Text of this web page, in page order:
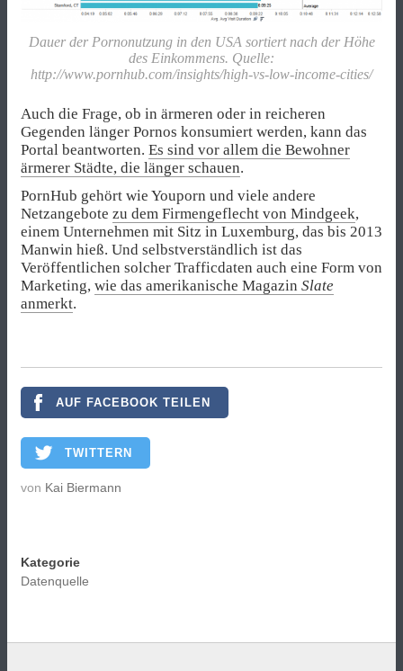
Dauer der Pornonutzung in den USA sortiert nach der Höhe
des Einkommens. Quelle:
http://www.pornhub.com/insights/high-vs-low-income-cities/
Auch die Frage, ob in ärmeren oder in reicheren
Gegenden länger Pornos konsumiert werden, kann das
Portal beantworten. Es sind vor allem die Bewohner
ärmerer Städte, die länger schauen.
PornHub gehört wie Youporn und viele andere
Netzangebote zu dem Firmengeflecht von Mindgeek,
einem Unternehmen mit Sitz in Luxemburg, das bis 2013
Manwin hieß. Und selbstverständlich ist das
Veröffentlichen solcher Trafficdaten auch eine Form von
Marketing, wie das amerikanische Magazin Slate
anmerkt.
AUF FACEBOOK TEILEN
TWITTERN
von Kai Biermann
Kategorie
Datenquelle